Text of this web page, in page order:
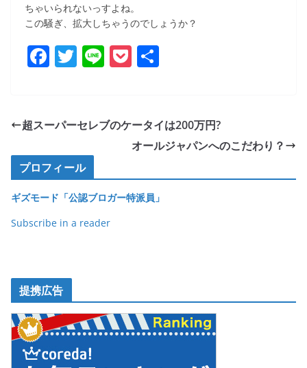
ちゃいられないっすよね。
この騒ぎ、拡大しちゃうのでしょうか？
F
e
o
o
k
T
er
Li P
et
超スーパーセレブのケータイは200万円?
オールジャパンへのこだわり？
プロフィール
ギズモード「公認ブロガー特派員」
Subscribe in a reader
提携広告